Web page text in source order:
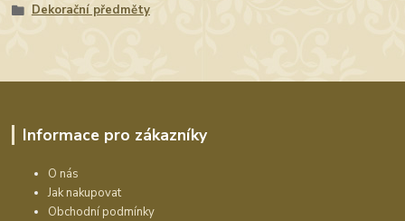
Dekorační předměty
Informace pro zákazníky
O nás
Jak nakupovat
Obchodní podmínky